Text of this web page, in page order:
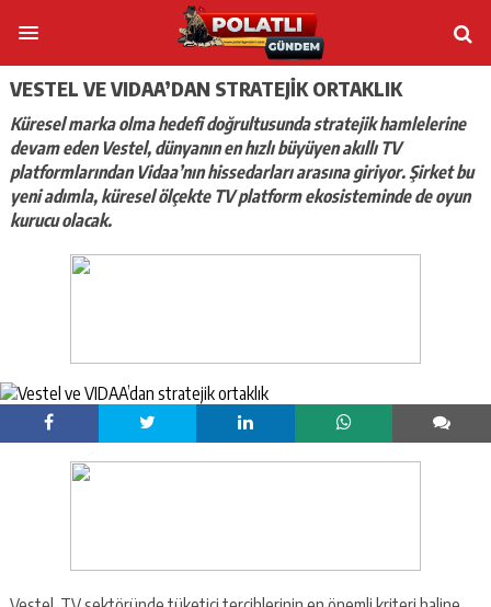
VESTEL VE VIDAA’DAN STRATEJIK ORTAKLIK
Küresel marka olma hedefi doğrultusunda stratejik hamlelerine
devam eden Vestel, dünyanın en hızlı büyüyen akıllı TV
platformlarından Vidaa’nın hissedarları arasına giriyor. Şirket bu
yeni adımla, küresel ölçekte TV platform ekosisteminde de oyun
kurucu olacak.